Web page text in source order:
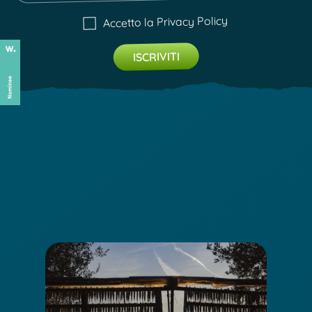
Accetto la Privacy Policy